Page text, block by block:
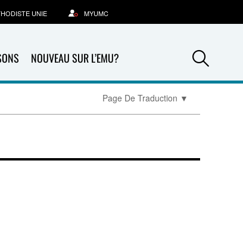
NOUVEAU SUR L’EMU?
UNIE MYUMC
Page De Traduction ▼